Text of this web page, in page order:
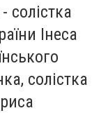
солістка
Інеса
солістка